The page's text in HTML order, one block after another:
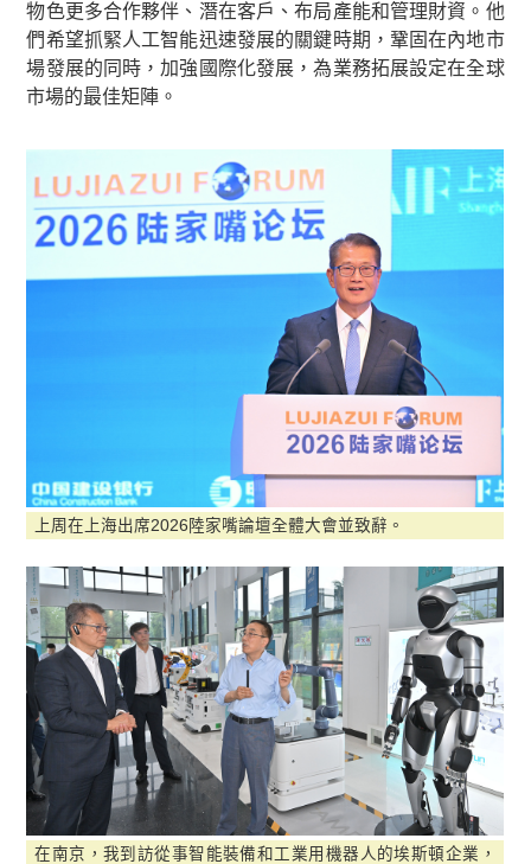
物色更多合作夥伴、潛在客戶、布局產能和管理財資。他
們希望抓緊人工智能迅速發展的關鍵時期，鞏固在內地市
場發展的同時，加強國際化發展，為業務拓展設定在全球
市場的最佳矩陣。
上周在上海出席2026陸家嘴論壇全體大會並致辭。
在南京，我到訪從事智能裝備和工業用機器人的埃斯頓企業，